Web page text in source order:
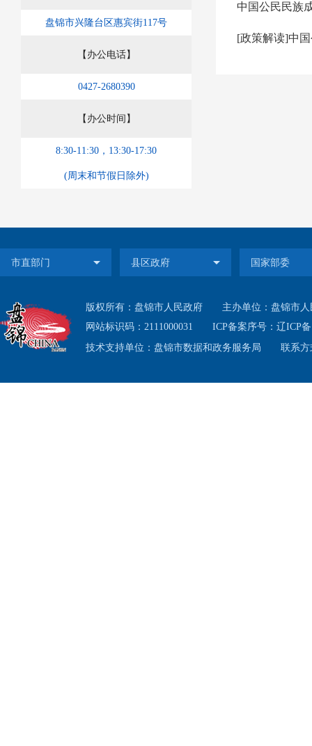
盘锦市兴隆台区惠宾街117号
【办公电话】
0427-2680390
【办公时间】
8:30-11:30，13:30-17:30
(周末和节假日除外)
中国公民民族
[政策解读]中
版权所有：盘锦市人民政府
主办单位：盘锦市
网站标识码：2111000031
ICP备案序号： 辽ICP
技术支持单位：盘锦市数据和政务服务局
联系方